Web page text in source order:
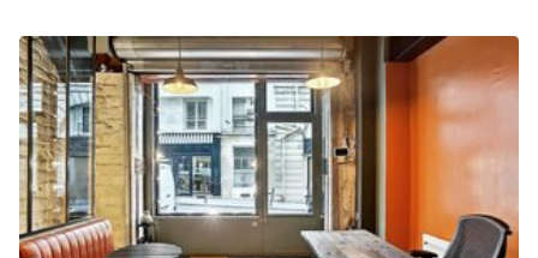
Markt / Festival
Ontvangsthal
Overige
Restaurant / Bar / Café
Salon
Unieke ruimte